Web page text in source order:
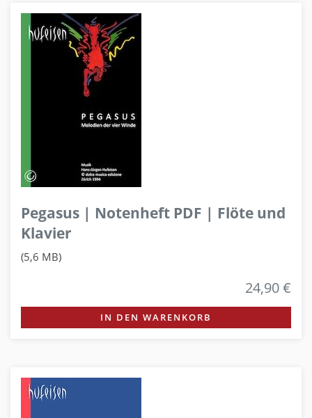
Pegasus | Notenheft PDF | Flöte und
Klavier
(5,6 MB)
24,90 €
IN DEN WARENKORB